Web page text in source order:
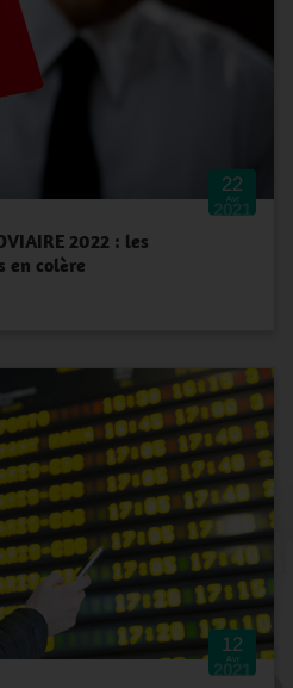
22
Avr
2021
2022 : les
en colère
12
Avr
2021